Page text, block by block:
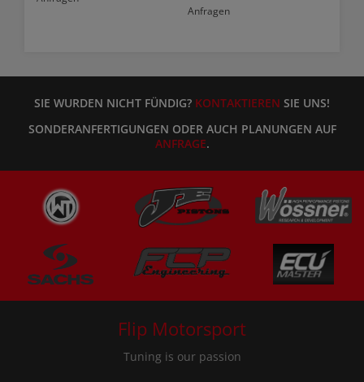
Anfragen
SIE WURDEN NICHT FÜNDIG? KONTAKTIEREN SIE UNS!
SONDERANFERTIGUNGEN ODER AUCH PLANUNGEN AUF
ANFRAGE.
Flip Motorsport
Tuning is our passion